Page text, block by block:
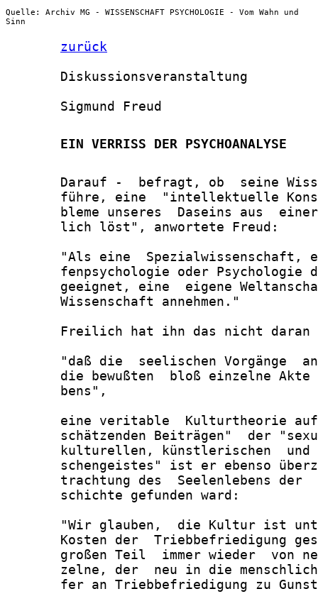
Quelle: Archiv MG - WISSENSCHAFT PSYCHOLOGIE - Vom Wahn und
Sinn
zurück
       Diskussionsveranstaltung
       Sigmund Freud
       EIN VERRISS DER PSYCHOANALYSE
Darauf -  befragt, ob  seine
führe, eine  "intellektuelle
bleme unseres  Daseins aus
       lich löst", anwortete Freud:
"Als eine  Spezialwissenschaft,
fenpsychologie oder Psychologie
geeignet, eine  eigene
       Wissenschaft annehmen."
Freilich hat ihn das nicht
"daß die  seelischen Vorgänge
die bewußten  bloß einzelne
       bens",
eine veritable  Kulturtheorie
schätzenden Beiträgen"  der
kulturellen, künstlerischen
schengeistes" ist er ebenso
trachtung des  Seelenlebens der
       schichte gefunden ward:
"Wir glauben,  die Kultur ist
Kosten der  Triebbefriedigung
großen Teil  immer wieder  von
zelne, der  neu in die
fer an Triebbefriedigung zu